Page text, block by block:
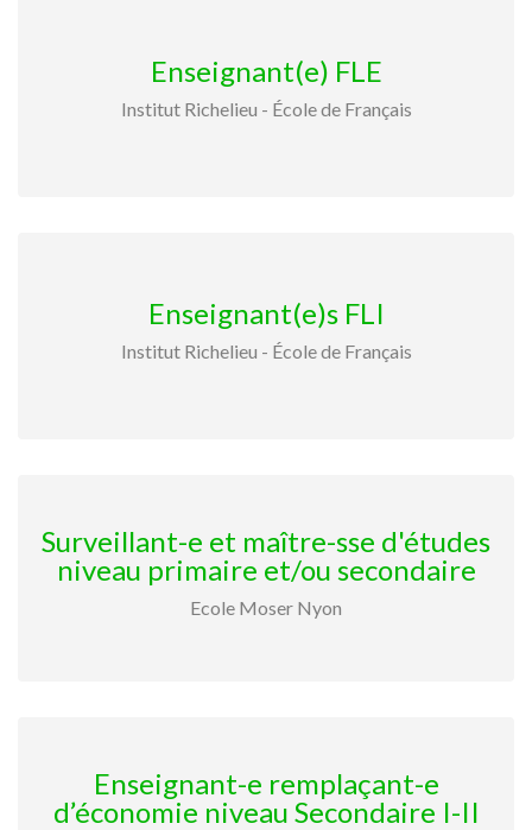
Enseignant(e) FLE
Institut Richelieu - École de Français
Enseignant(e)s FLI
Institut Richelieu - École de Français
Surveillant-e et maître-sse d'études
niveau primaire et/ou secondaire
Ecole Moser Nyon
Enseignant-e remplaçant-e
d’économie niveau Secondaire I-II